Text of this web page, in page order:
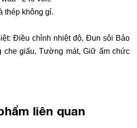
thép không gỉ.
Điều chỉnh nhiệt độ, Đun sôi Bảo
che giấu, Tường mát, Giữ ấm chức
liên quan